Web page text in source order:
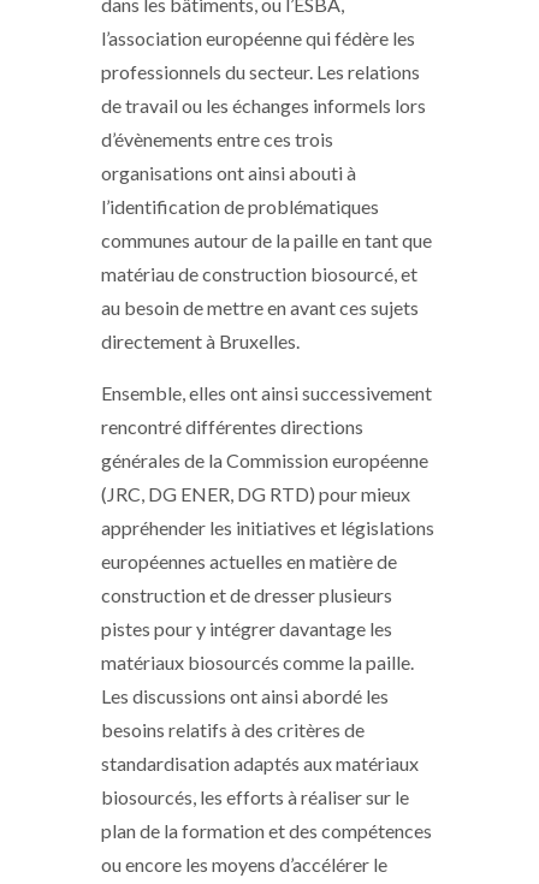
l’association européenne qui fédère les
professionnels du secteur. Les relations
de travail ou les échanges informels lors
d’évènements entre ces trois
organisations ont ainsi abouti à
l’identification de problématiques
communes autour de la paille en tant que
matériau de construction biosourcé, et
au besoin de mettre en avant ces sujets
directement à Bruxelles.
Ensemble, elles ont ainsi successivement
rencontré différentes directions
générales de la Commission européenne
(JRC, DG ENER, DG RTD) pour mieux
appréhender les initiatives et législations
européennes actuelles en matière de
construction et de dresser plusieurs
pistes pour y intégrer davantage les
matériaux biosourcés comme la paille.
Les discussions ont ainsi abordé les
besoins relatifs à des critères de
standardisation adaptés aux matériaux
biosourcés, les efforts à réaliser sur le
plan de la formation et des compétences
ou encore les moyens d’accélérer le